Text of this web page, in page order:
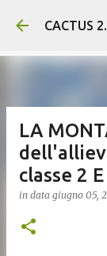
CACTUS
LA
classe 2
in data giugno 05,